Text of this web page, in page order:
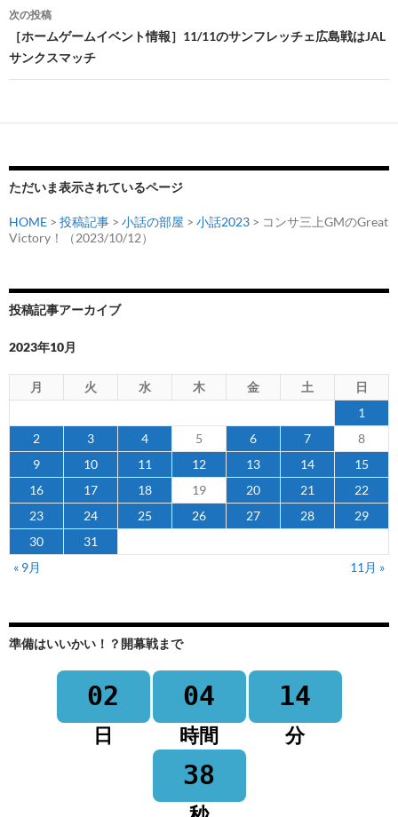
ビ
ゲ
ー
ン
次の投稿
［ホームゲームイベント情報］11/11のサンフレッチェ広島戦はJAL
サンクスマッチ
ただいま表示されているページ
HOME > 投稿記事 > 小話の部屋 > 小話2023 > コンサ三上GMのGreat
Victory！（2023/10/12）
投稿記事アーカイブ
2023年10月
月 火 水 木 金 土
日
1
2
3 4 5 6 7
8
9
10 11 12 13 14
15
16
17 18 19 20 21
22
23
24 25 26 27 28
29
30
31
« 9月
11月 »
準備はいいかい！？開幕戦まで
02
日
04
時間
14
分
38